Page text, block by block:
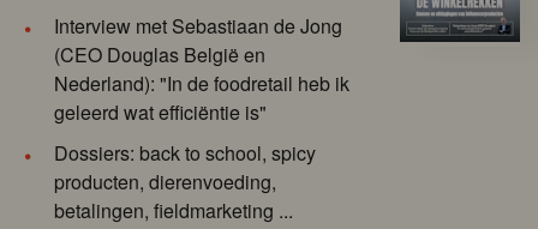
Interview met Sebastiaan de Jong
(CEO Douglas België en
Nederland): "In de foodretail heb ik
geleerd wat efficiëntie is"
Dossiers: back to school, spicy
producten, dierenvoeding,
betalingen, fieldmarketing ...